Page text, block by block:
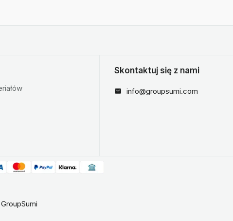
Skontaktuj się z nami
info@groupsumi.com
GroupSumi